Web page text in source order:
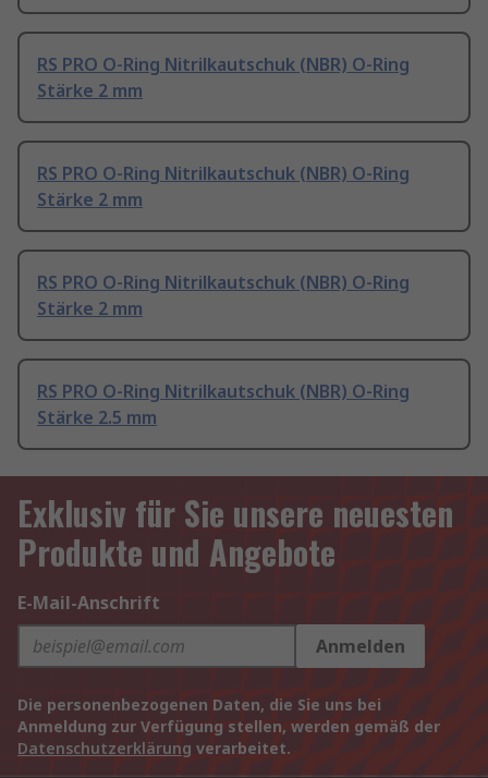
RS PRO O-Ring Nitrilkautschuk (NBR) O-Ring
Stärke 2 mm
RS PRO O-Ring Nitrilkautschuk (NBR) O-Ring
Stärke 2 mm
RS PRO O-Ring Nitrilkautschuk (NBR) O-Ring
Stärke 2 mm
RS PRO O-Ring Nitrilkautschuk (NBR) O-Ring
Stärke 2.5 mm
Exklusiv für Sie unsere neuesten
Produkte und Angebote
E-Mail-Anschrift
Anmelden
Die personenbezogenen Daten, die Sie uns bei
Anmeldung zur Verfügung stellen, werden gemäß der
Datenschutzerklärung verarbeitet.